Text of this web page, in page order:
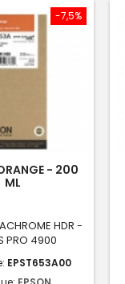
-7,5%
- 200
ML
HDR -
PRO 4900
EPST653A00